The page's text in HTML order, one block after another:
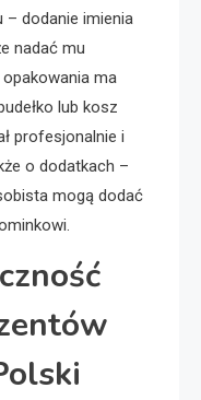
dodanie imienia
nadać mu
ma
lub kosz
profesjonalnie i
o dodatkach –
mogą dodać